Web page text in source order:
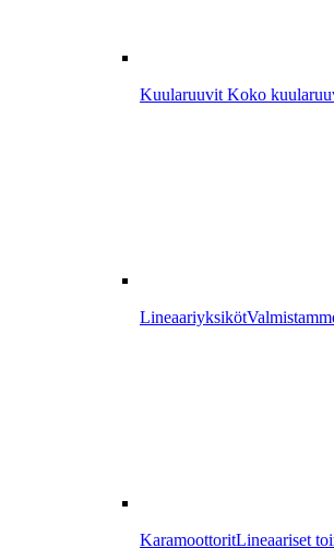
Kuularuuvit Koko
Lineaariyksiköt
KaramoottoritLineaariset